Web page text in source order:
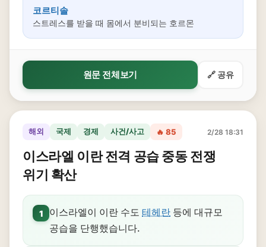
코르티솔
스트레스를 받을 때 몸에서 분비되는 호르몬
원문 전체보기 🔗 공유
해외 국제 경제 사건/사고 🔥 85 2/28 18:31
이스라엘 이란 전격 공습 중동 전쟁
위기 확산
1 이스라엘이 이란 수도 테헤란 등에 대규모
공습을 단행했습니다.